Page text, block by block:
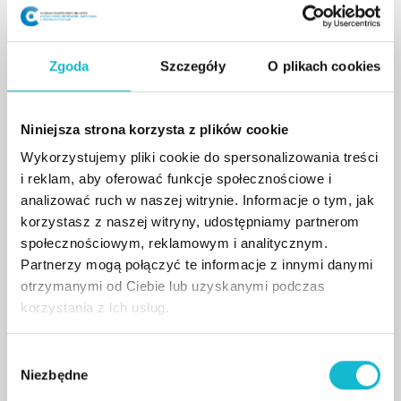
Zgoda Szczegóły O plikach cookies
Niniejsza strona korzysta z plików cookie
Wykorzystujemy pliki cookie do spersonalizowania treści
i reklam, aby oferować funkcje społecznościowe i
analizować ruch w naszej witrynie. Informacje o tym, jak
korzystasz z naszej witryny, udostępniamy partnerom
społecznościowym, reklamowym i analitycznym.
Partnerzy mogą połączyć te informacje z innymi danymi
otrzymanymi od Ciebie lub uzyskanymi podczas
korzystania z ich usług.
Niezbędne
Psycholog, psychodietetyk, dietetyk. Fundatorka Fundacji
Żywieniowe ABC.
KADRA / TRENERZY
Dominika Kaczor
Psycholog, psychodietetyk, dietetyk. Fundatorka
Fundacji Żywieniowe ABC. Od 15 lat specjalizuje
się w zaburzeniach odżywiania, prowadząc
terapię i rehabilitacje dzieci, młodzieży oraz
dorosłych.
Z tym wykładowcą spotkasz się między innymi
na studiach: